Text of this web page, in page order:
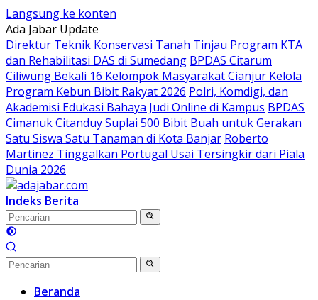
Langsung ke konten
Ada Jabar Update
Direktur Teknik Konservasi Tanah Tinjau Program KTA
dan Rehabilitasi DAS di Sumedang BPDAS Citarum
Ciliwung Bekali 16 Kelompok Masyarakat Cianjur Kelola
Program Kebun Bibit Rakyat 2026 Polri, Komdigi, dan
Akademisi Edukasi Bahaya Judi Online di Kampus BPDAS
Cimanuk Citanduy Suplai 500 Bibit Buah untuk Gerakan
Satu Siswa Satu Tanaman di Kota Banjar Roberto
Martinez Tinggalkan Portugal Usai Tersingkir dari Piala
Dunia 2026
Indeks Berita
Beranda